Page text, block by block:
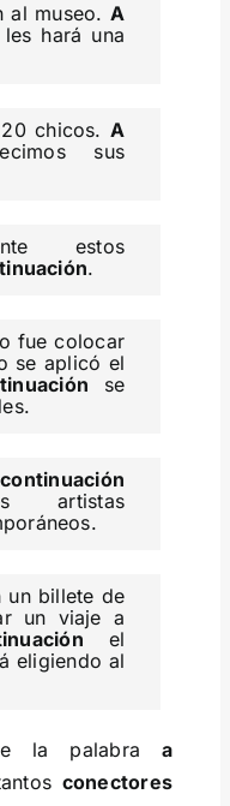
al museo. A
hará una
chicos. A
sus
estos
.
fue colocar
se aplicó el
se
artistas
un billete de
un viaje a
el
eligiendo al
la palabra a
conectores